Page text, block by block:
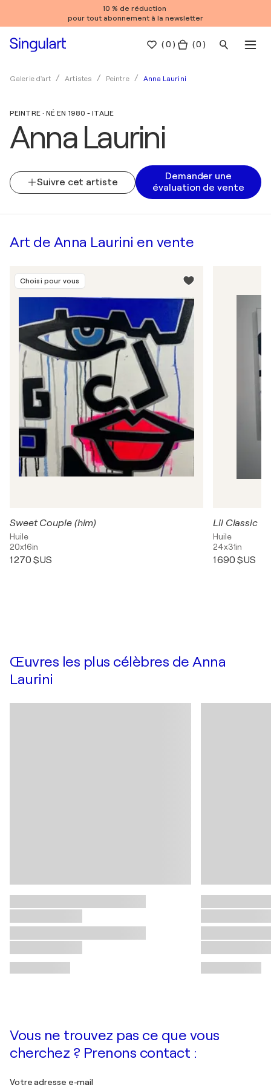
10 % de réduction
pour tout abonnement à la newsletter
(0 ) ( 0 )
Galerie d'art Artistes Peintre Anna Laurini
PEINTRE · NÉ EN 1980 - ITALIE
Anna Laurini
Suivre cet artiste
Demander une
évaluation de vente
Art de Anna Laurini en vente
Choisi pour vous
Sweet Couple (him)
Huile
20x16in
1 270 $US
Lil Classic
Huile
24x31in
1 690 $US
Œuvres les plus célèbres de Anna
Laurini
Vous ne trouvez pas ce que vous
cherchez ? Prenons contact :
Votre adresse e-mail